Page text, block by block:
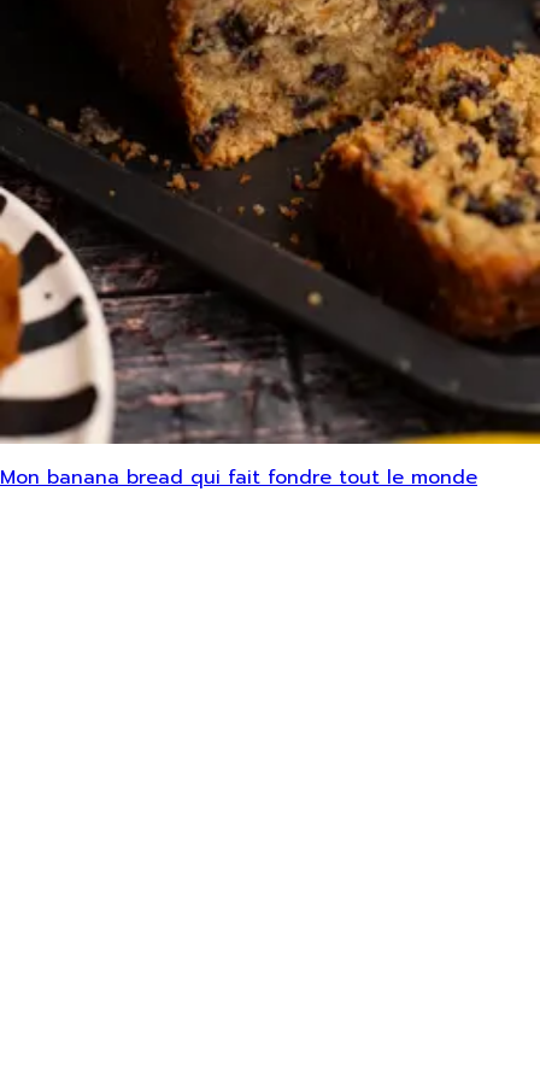
Mon banana bread qui fait fondre tout le monde